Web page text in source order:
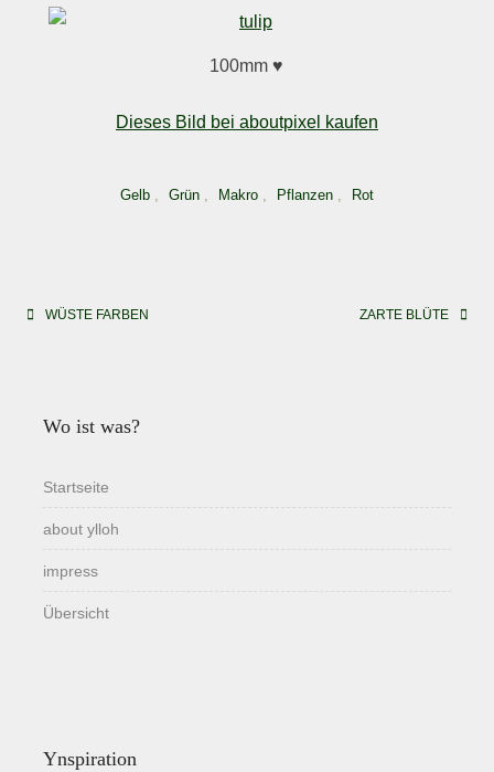
100mm ♥
Dieses Bild bei aboutpixel kaufen
Gelb, Grün, Makro, Pflanzen, Rot
Beitragsnavigation
WÜSTE FARBEN ZARTE BLÜTE
Wo ist was?
Startseite
about ylloh
impress
Übersicht
Ynspiration